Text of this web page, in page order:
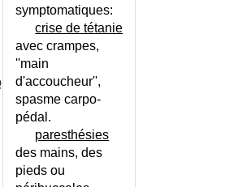
D
- CONSEILS
symptomatiques:
crise de tétanie
avec crampes,
''main
d'accoucheur'',
spasme carpo-
pédal.
paresthésies
des mains, des
pieds ou